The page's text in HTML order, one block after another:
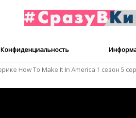
Конфиденциальность